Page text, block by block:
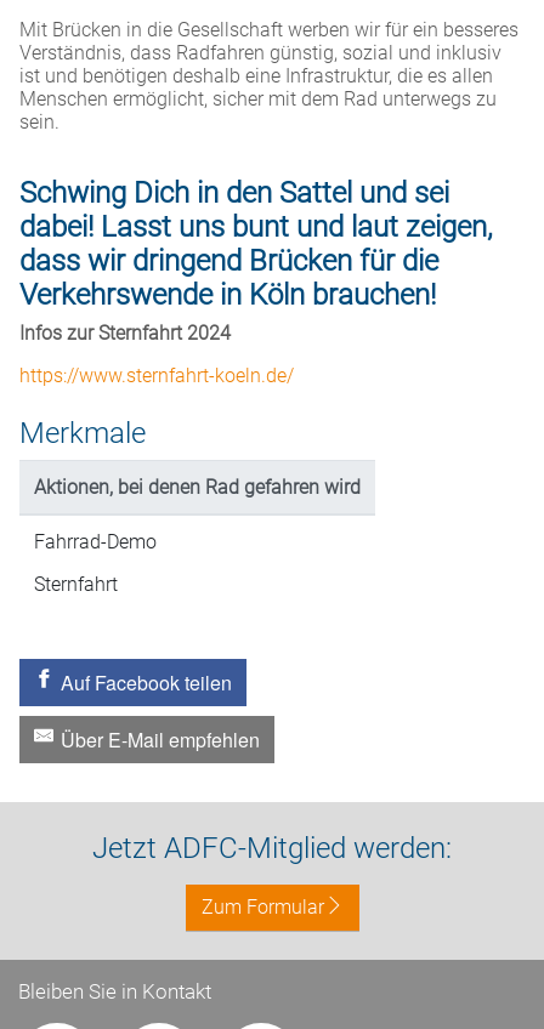
Mit Brücken in die Gesellschaft werben wir für ein besseres
Verständnis, dass Radfahren günstig, sozial und inklusiv
ist und benötigen deshalb eine Infrastruktur, die es allen
Menschen ermöglicht, sicher mit dem Rad unterwegs zu
sein.
Schwing Dich in den Sattel und sei
dabei! Lasst uns bunt und laut zeigen,
dass wir dringend Brücken für die
Verkehrswende in Köln brauchen!
Infos zur Sternfahrt 2024
https://www.sternfahrt-koeln.de/
Merkmale
Aktionen, bei denen Rad gefahren wird
Fahrrad-Demo
Sternfahrt
Auf Facebook teilen
Über E-Mail empfehlen
Jetzt ADFC-Mitglied werden:
Zum Formular
Bleiben Sie in Kontakt